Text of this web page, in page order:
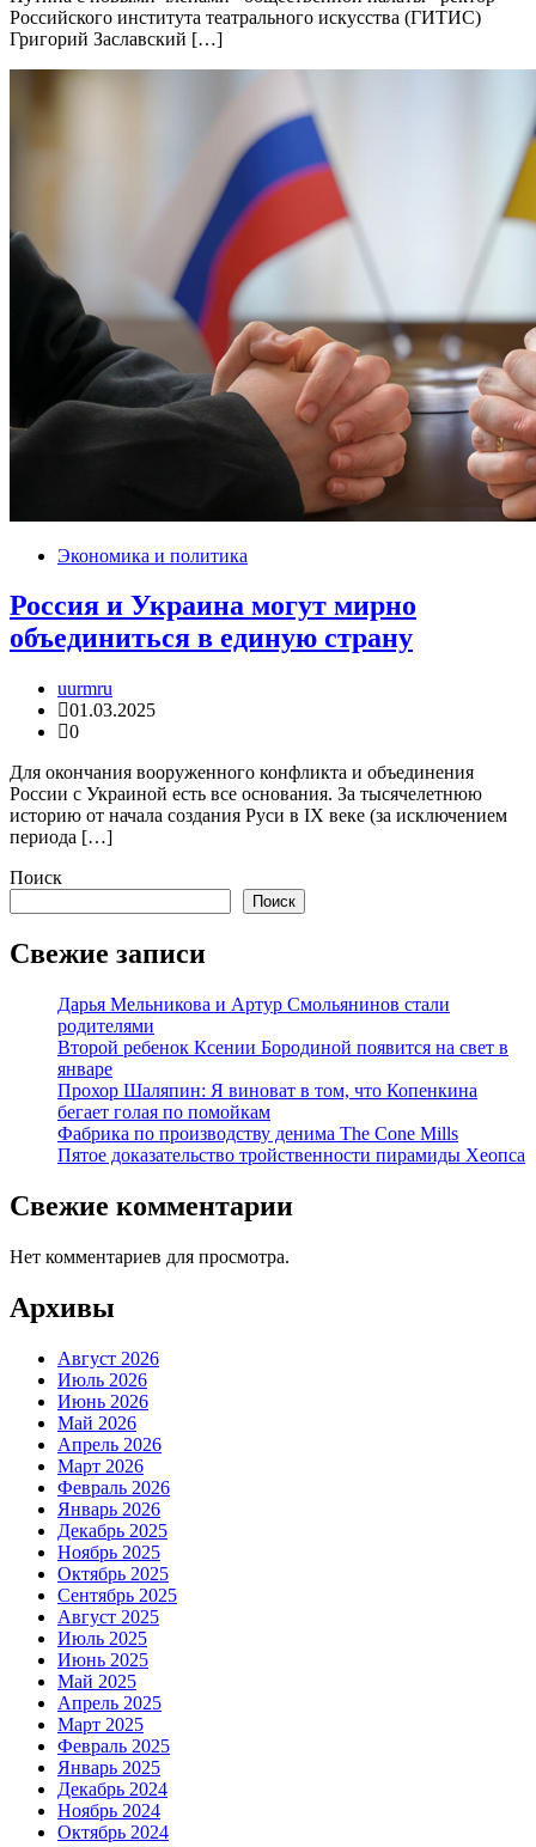
Российского института театрального искусства (ГИТИС)
Григорий Заславский […]
Экономика и политика
Россия и Украина могут мирно
объединиться в единую страну
uurmru
01.03.2025
0
Для окончания вооруженного конфликта и объединения
России с Украиной есть все основания. За тысячелетнюю
историю от начала создания Руси в IX веке (за исключением
периода […]
Поиск
Поиск
Свежие записи
Дарья Мельникова и Артур Смольянинов стали
родителями
Второй ребенок Ксении Бородиной появится на свет в
январе
Прохор Шаляпин: Я виноват в том, что Копенкина
бегает голая по помойкам
Фабрика по производству денима The Cone Mills
Пятое доказательство тройственности пирамиды Хеопса
Свежие комментарии
Нет комментариев для просмотра.
Архивы
Август 2026
Июль 2026
Июнь 2026
Май 2026
Апрель 2026
Март 2026
Февраль 2026
Январь 2026
Декабрь 2025
Ноябрь 2025
Октябрь 2025
Сентябрь 2025
Август 2025
Июль 2025
Июнь 2025
Май 2025
Апрель 2025
Март 2025
Февраль 2025
Январь 2025
Декабрь 2024
Ноябрь 2024
Октябрь 2024